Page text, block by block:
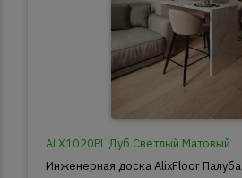
ALX1020PL Дуб Светлый Матовый
Инженерная доска AlixFloor Палуба